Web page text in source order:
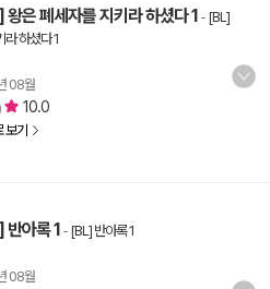
은 폐세자를 지키라 하셨다 1 - [BL]
라 하셨다 1
08월
10.0
보기
아록 1 - [BL] 반아록 1
08월